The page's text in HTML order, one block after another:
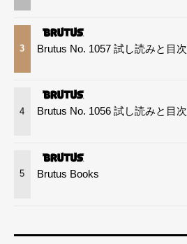
3 Brutus No. 1057 試し読みと目次
4 Brutus No. 1056 試し読みと目次
5 Brutus Books